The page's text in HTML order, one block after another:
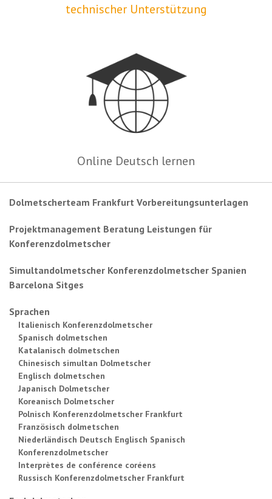
technischer Unterstützung
Online Deutsch lernen
Dolmetscherteam Frankfurt Vorbereitungsunterlagen
Projektmanagement Beratung Leistungen für
Konferenzdolmetscher
Simultandolmetscher Konferenzdolmetscher Spanien
Barcelona Sitges
Sprachen
Italienisch Konferenzdolmetscher
Spanisch dolmetschen
Katalanisch dolmetschen
Chinesisch simultan Dolmetscher
Englisch dolmetschen
Japanisch Dolmetscher
Koreanisch Dolmetscher
Polnisch Konferenzdolmetscher Frankfurt
Französisch dolmetschen
Niederländisch Deutsch Englisch Spanisch
Konferenzdolmetscher
Interprètes de conférence coréens
Russisch Konferenzdolmetscher Frankfurt